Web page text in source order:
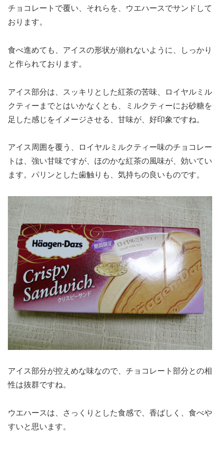
チョコレートで覆い、それらを、ウエハースでサンドして
おります。
食べ進めても、アイスの形状が崩れないように、しっかり
と作られております。
アイス部分は、スッキリとした紅茶の苦味、ロイヤルミル
クティーまでとはいかなくとも、ミルクティーにお砂糖を
足した感じをイメージさせる、甘味が、好印象ですね。
アイス周囲を覆う、ロイヤルミルクティー味のチョコレー
トは、強い甘味ですが、ほのかな紅茶の風味が、効いてい
ます。パリンとした歯触りも、気持ちの良いものです。
アイス部分が控えめな味なので、チョコレート部分との相
性は抜群ですね。
ウエハースは、さっくりとした食感で、香ばしく、食べや
すいと思います。